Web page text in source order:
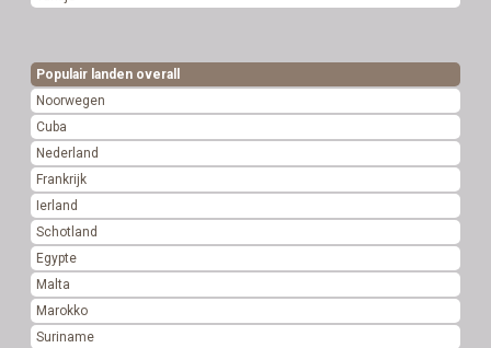
Populair landen overall
Noorwegen
Cuba
Nederland
Frankrijk
Ierland
Schotland
Egypte
Malta
Marokko
Suriname